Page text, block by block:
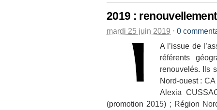
2019 :
mardi 25 juin 2019 ⋅ 0
A l’issue de
référents
renouvelés. Ils
Nord-ouest :
Alexia
(promotion 2015) ; Région